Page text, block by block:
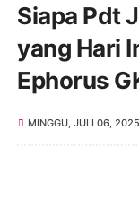
Siapa Pdt
yang Hari
Ephorus
MINGGU, JULI 06, 2025